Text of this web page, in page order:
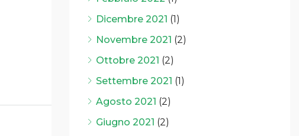
Dicembre 2021 (1)
Novembre 2021 (2)
Ottobre 2021 (2)
Settembre 2021 (1)
Agosto 2021 (2)
Giugno 2021 (2)